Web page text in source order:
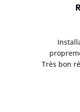
Très bon